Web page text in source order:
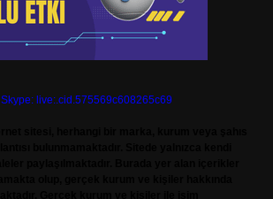
Skype: live:.cid.575569c608265c69